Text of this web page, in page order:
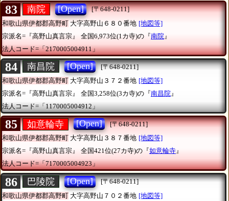
83 南院 [Open]
[〒648-0211]
和歌山県伊都郡高野町 大字高野山６８０番地 [地図等]
宗派名=『高野山真言宗』
全国6,973位(1カ寺)の『南院 』
法人コード=「2170005004911」
84 南昌院 [Open]
[〒648-0211]
和歌山県伊都郡高野町 大字高野山３７２番地 [地図等]
宗派名=『高野山真言宗』
全国3,258位(3カ寺)の『南昌院 』
法人コード=「1170005004912」
85 如意輪寺 [Open]
[〒648-0211]
和歌山県伊都郡高野町 大字高野山３８７番地 [地図等]
宗派名=『高野山真言宗』
全国421位(27カ寺)の『如意輪寺』
法人コード=「7170005004923」
86 巴陵院 [Open]
[〒648-0211]
和歌山県伊都郡高野町 大字高野山７０２番地 [地図等]